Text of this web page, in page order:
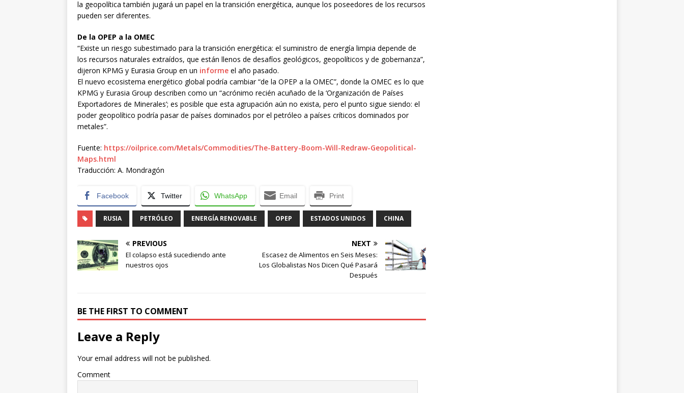
la geopolítica también jugará un papel en la transición energética, aunque los poseedores de los recursos
pueden ser diferentes.
De la OPEP a la OMEC
“Existe un riesgo subestimado para la transición energética: el suministro de energía limpia depende de
los recursos naturales extraídos, que están llenos de desafíos geológicos, geopolíticos y de gobernanza”,
dijeron KPMG y Eurasia Group en un informe el año pasado.
El nuevo ecosistema energético global podría cambiar “de la OPEP a la OMEC”, donde la OMEC es lo que
KPMG y Eurasia Group describen como un “acrónimo recién acuñado de la ‘Organización de Países
Exportadores de Minerales’; es posible que esta agrupación aún no exista, pero el punto sigue siendo: el
poder geopolítico podría pasar de países dominados por el petróleo a países críticos dominados por
metales”.
Fuente: https://oilprice.com/Metals/Commodities/The-Battery-Boom-Will-Redraw-Geopolitical-
Maps.html
Traducción: A. Mondragón
Facebook Twitter WhatsApp Email Print
RUSIA PETRÓLEO ENERGÍA RENOVABLE OPEP ESTADOS UNIDOS CHINA
PREVIOUS
El colapso está sucediendo ante
nuestros ojos
NEXT
Escasez de Alimentos en Seis Meses:
Los Globalistas Nos Dicen Qué Pasará
Después
BE THE FIRST TO COMMENT
Leave a Reply
Your email address will not be published.
Comment